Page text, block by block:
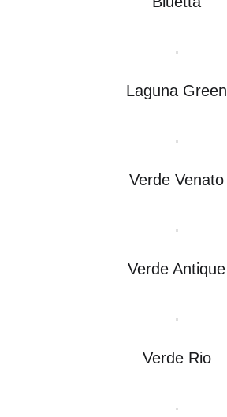
Laguna Green
Verde Venato
Verde Antique
Verde Rio